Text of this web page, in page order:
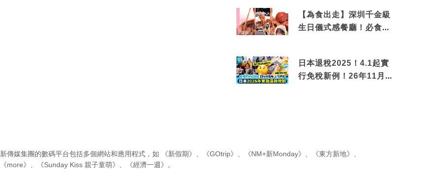
【為食出走】深圳千金級
生日儀式感餐廳！必食失
日本退稅2025！4.1起實
行免稅新例！26年11月
新傳媒集團的數碼平台包括多個網站和應用程式，如 《新假期》 《GOtrip》 《NM+新Monday》 《東方新地》
《more》
《Sunday Kiss 親子童萌》 《經濟一週》 。